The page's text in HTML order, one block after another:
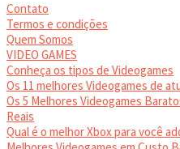
Contato
Termos e condições
Quem Somos
VIDEO GAMES
Conheça os tipos de Videogames
Os 11 melhores Videogames de
Os 5 Melhores Videogames
Reais
Qual é o melhor Xbox para você